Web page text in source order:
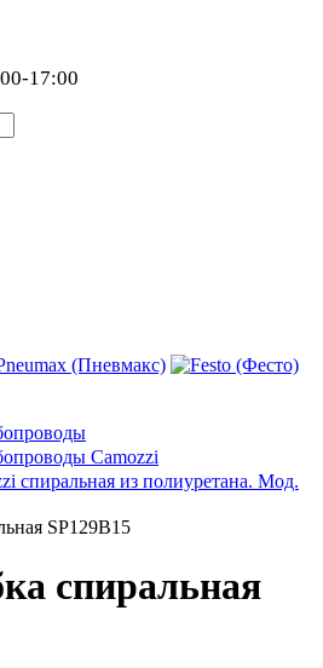
17:00
Camozzi
спиральная из полиуретана. Мод.
SP129B15
спиральная